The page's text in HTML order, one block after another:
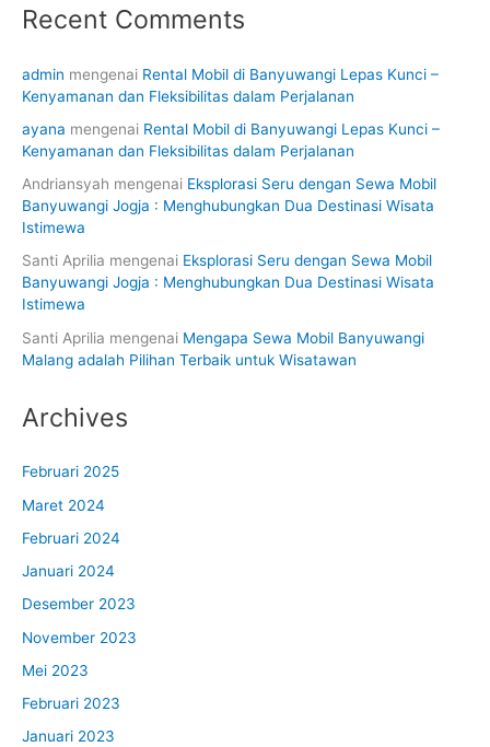
Recent Comments
admin mengenai Rental Mobil di Banyuwangi Lepas Kunci –
Kenyamanan dan Fleksibilitas dalam Perjalanan
ayana mengenai Rental Mobil di Banyuwangi Lepas Kunci –
Kenyamanan dan Fleksibilitas dalam Perjalanan
Andriansyah mengenai Eksplorasi Seru dengan Sewa Mobil
Banyuwangi Jogja : Menghubungkan Dua Destinasi Wisata
Istimewa
Santi Aprilia mengenai Eksplorasi Seru dengan Sewa Mobil
Banyuwangi Jogja : Menghubungkan Dua Destinasi Wisata
Istimewa
Santi Aprilia mengenai Mengapa Sewa Mobil Banyuwangi
Malang adalah Pilihan Terbaik untuk Wisatawan
Archives
Februari 2025
Maret 2024
Februari 2024
Januari 2024
Desember 2023
November 2023
Mei 2023
Februari 2023
Januari 2023